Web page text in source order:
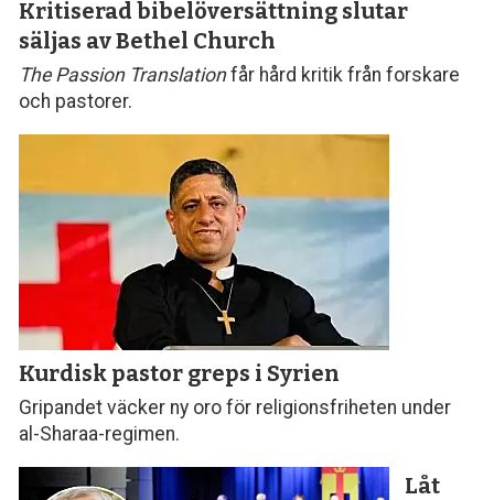
Kritiserad bibel­översättning slutar
säljas av Bethel Church
The Passion Translationfår hård kritik från forskare
och pastorer.
Kurdisk pastor greps i Syrien
Gripandet väcker ny oro för religionsfriheten under
al-Sharaa-regimen.
Låt